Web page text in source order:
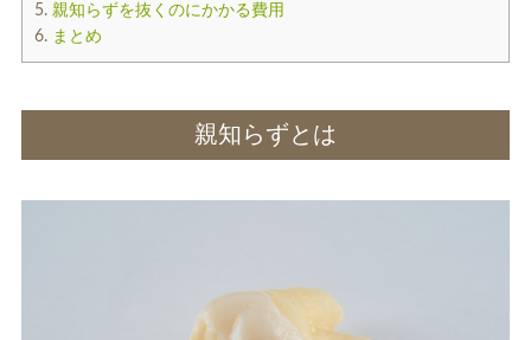
歯科コラム
5.親知らずを抜くのにかかる費用
6.まとめ
親知らずとは